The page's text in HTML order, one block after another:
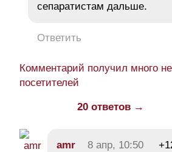
сепаратистам дальше.
Ответить
Комментарий получил много
посетителей
20 ответов →
amr 8 апр, 10:50